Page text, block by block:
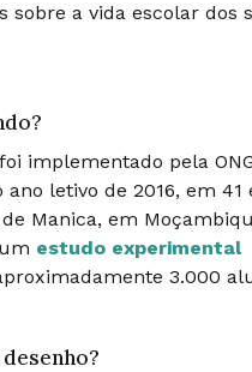
sobre a vida escolar dos
implementado pela
ano letivo de 2016, em 41
Manica, em
estudo experimental
3.000